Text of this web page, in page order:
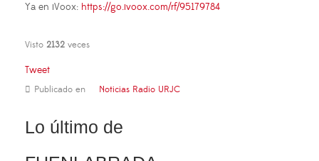
Ya en iVoox: https://go.ivoox.com/rf/95179784
Visto 2132 veces
Tweet
Publicado en Noticias Radio URJC
Lo último de